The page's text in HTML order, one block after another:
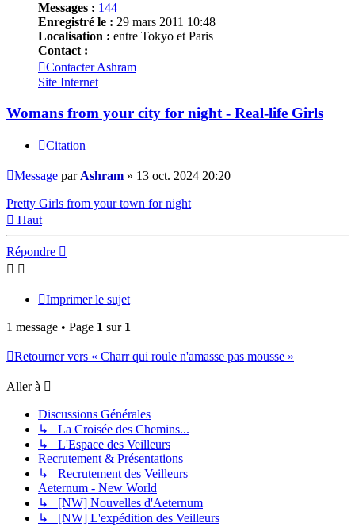
Messages : 144
Enregistré le : 29 mars 2011 10:48
Localisation : entre Tokyo et Paris
Contact :
Contacter Ashram
Site Internet
Womans from your city for night - Real-life Girls
Citation
Message parAshram » 13 oct. 2024 20:20
Pretty Girls from your town for night
Haut
Répondre
Imprimer le sujet
1 message • Page 1 sur 1
Retourner vers « Charr qui roule n'amasse pas mousse »
Aller à
Discussions Générales
↳ La Croisée des Chemins...
↳ L'Espace des Veilleurs
Recrutement & Présentations
↳ Recrutement des Veilleurs
Aeternum - New World
↳ [NW] Nouvelles d'Aeternum
↳ [NW] L'expédition des Veilleurs